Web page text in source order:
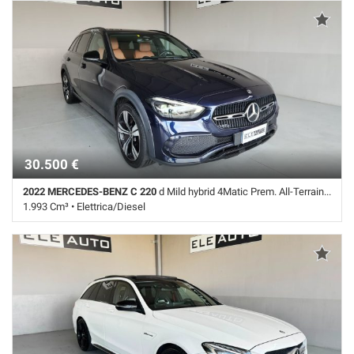
ABS • Airbag • Airbag Passeggero • Airbag testa • Alzacristalli elettrici
• Autoradio • Bluetooth • Bracciolo • Cambio Automatico • Cerchi in
lega • cerchi lega 17" • Chiusura centralizzata • Climatizzatore •
Controllo trazione • Cruise Control • ESP • Fari LED • Immobilizzatore
elettronico • Leve al volante • Sedili riscaldati • Sensori di parcheggio
anteriori • Sensori di parcheggio posteriori • Servosterzo • Navigatore
satellitare • Specchietti laterali elettrici • Telecamera per parcheggio
assistito • Vetri oscurati • Volante multifunzione
30.500 €
2022 MERCEDES-BENZ C 220 d Mild hybrid 4Matic Prem. All-Terrain PREZZO VERO
1.993 Cm³ • Elettrica/Diesel
99.000 Km • Cambio Automatico (9) • Blu metallizzato • 5 Porte • ABS •
Airbag • Airbag laterali • Airbag Passeggero • Airbag testa • Autoradio •
Autoradio digitale • Bluetooth • Bracciolo • Cerchi in lega • CERCHI
LEGA 19" • Chiusura centralizzata • Climatizzatore automatico, 2 zone
• Controllo trazione • Cruise Control • ESP • Fari LED • Immobilizzatore
elettronico • Interni in pelle • Leve al volante • Luce d'ambiente •
Portellone posteriore elettrico • Regolazione elettrica sedili • Schermo
multifunzione interamente digitale • Sedili sportivi • Sedili Sportivi •